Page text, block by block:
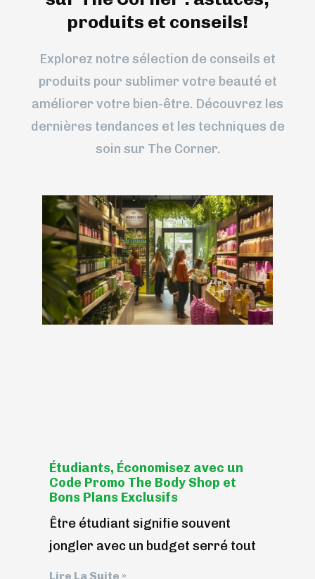
produits et conseils!
Explorez notre sélection de conseils et
produits pour sublimer votre beauté et
améliorer votre bien-être. Découvrez les
dernières tendances et les techniques de
soin sur The Corner.
Étudiants, Économisez avec un
Code Promo The Body Shop et
Bons Plans Exclusifs
Être étudiant signifie souvent
jongler avec un budget serré tout
Lire La Suite »